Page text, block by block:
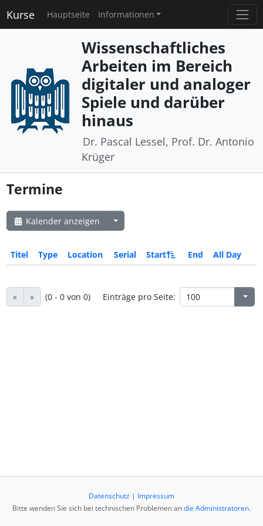
Kurse Hauptseite Informationen
Wissenschaftliches
Arbeiten im Bereich
digitaler und analoger
Spiele und darüber
hinaus
Dr. Pascal Lessel, Prof. Dr. Antonio
Krüger
Termine
Kalender anzeigen
Titel Type Location Serial Start End All Day
« » (0 - 0 von 0) Einträge pro Seite:
Datenschutz | Impressum
Bitte wenden Sie sich bei technischen Problemen andie Administratoren.